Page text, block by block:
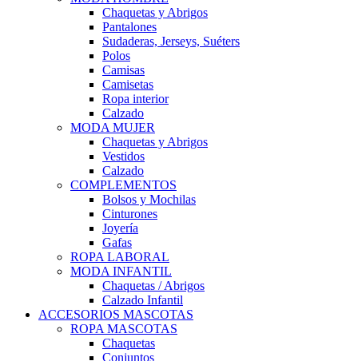
Chaquetas y Abrigos
Pantalones
Sudaderas, Jerseys, Suéters
Polos
Camisas
Camisetas
Ropa interior
Calzado
MODA MUJER
Chaquetas y Abrigos
Vestidos
Calzado
COMPLEMENTOS
Bolsos y Mochilas
Cinturones
Joyería
Gafas
ROPA LABORAL
MODA INFANTIL
Chaquetas / Abrigos
Calzado Infantil
ACCESORIOS MASCOTAS
ROPA MASCOTAS
Chaquetas
Conjuntos